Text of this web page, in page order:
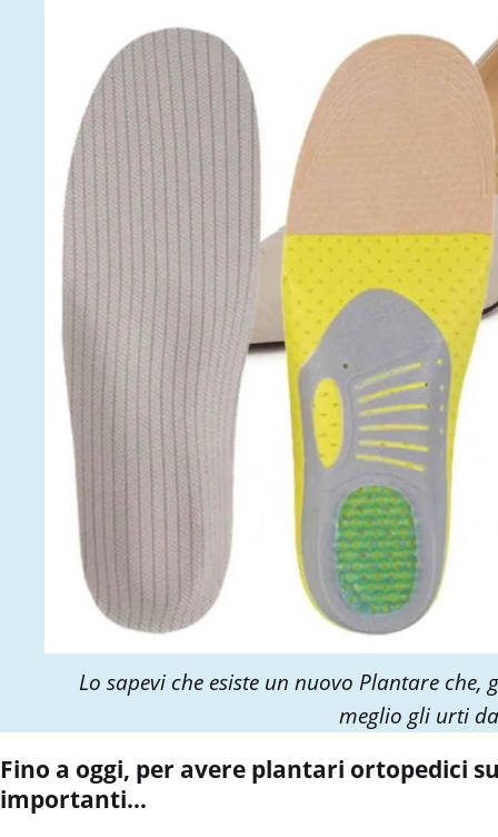
Lo sapevi che esiste un nuovo Plantare
meglio gli urti
Fino a oggi, per avere plantari ortopedici
importanti...